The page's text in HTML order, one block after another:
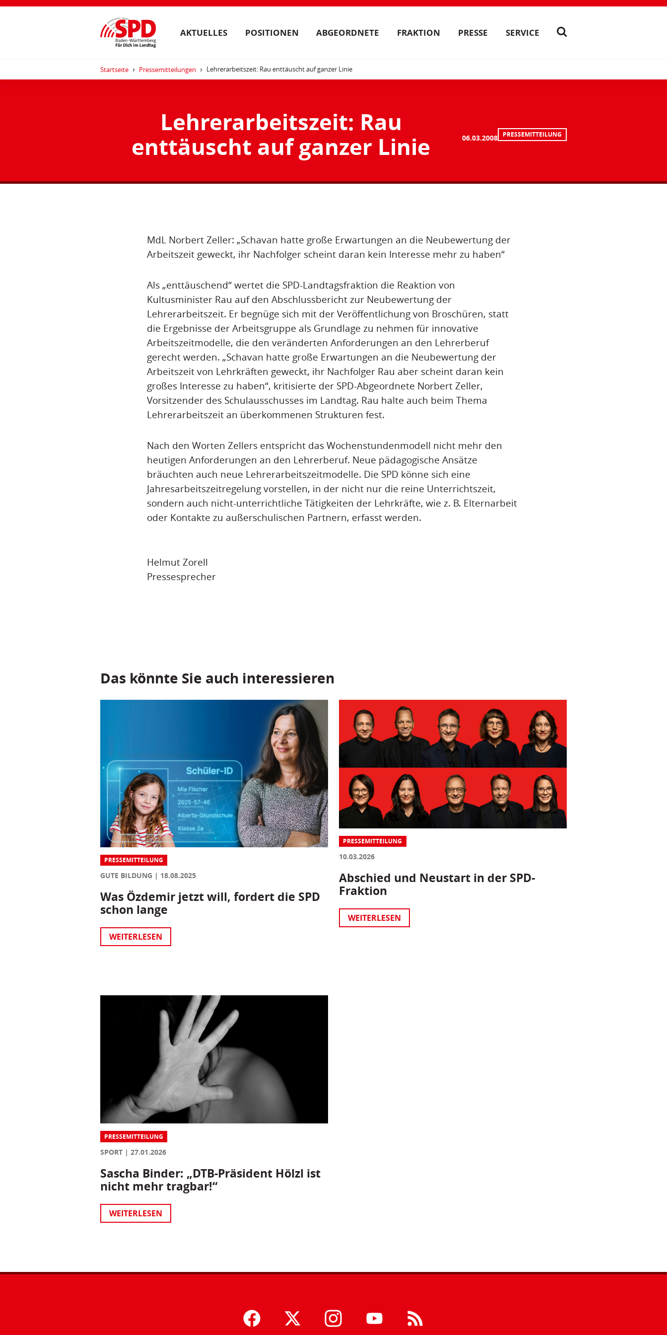
AKTUELLES POSITIONEN ABGEORDNETE FRAKTION PRESSE SERVICE
Startseite Pressemitteilungen Lehrerarbeitszeit: Rau enttäuscht auf ganzer Linie
Lehrerarbeitszeit: Rau
enttäuscht auf ganzer Linie
06.03.2008 PRESSEMITTEILUNG
MdL Norbert Zeller: „Schavan hatte große Erwartungen an die Neubewertung der
Arbeitszeit geweckt, ihr Nachfolger scheint daran kein Interesse mehr zu haben“
Als „enttäuschend“ wertet die SPD-Landtagsfraktion die Reaktion von
Kultusminister Rau auf den Abschlussbericht zur Neubewertung der
Lehrerarbeitszeit. Er begnüge sich mit der Veröffentlichung von Broschüren, statt
die Ergebnisse der Arbeitsgruppe als Grundlage zu nehmen für innovative
Arbeitszeitmodelle, die den veränderten Anforderungen an den Lehrerberuf
gerecht werden. „Schavan hatte große Erwartungen an die Neubewertung der
Arbeitszeit von Lehrkräften geweckt, ihr Nachfolger Rau aber scheint daran kein
großes Interesse zu haben“, kritisierte der SPD-Abgeordnete Norbert Zeller,
Vorsitzender des Schulausschusses im Landtag. Rau halte auch beim Thema
Lehrerarbeitszeit an überkommenen Strukturen fest.
Nach den Worten Zellers entspricht das Wochenstundenmodell nicht mehr den
heutigen Anforderungen an den Lehrerberuf. Neue pädagogische Ansätze
bräuchten auch neue Lehrerarbeitszeitmodelle. Die SPD könne sich eine
Jahresarbeitszeitregelung vorstellen, in der nicht nur die reine Unterrichtszeit,
sondern auch nicht-unterrichtliche Tätigkeiten der Lehrkräfte, wie z. B. Elternarbeit
oder Kontakte zu außerschulischen Partnern, erfasst werden.
Helmut Zorell
Pressesprecher
Das könnte Sie auch interessieren
PRESSEMITTEILUNG
GUTE BILDUNG 18.08.2025
Was Özdemir jetzt will, fordert die SPD
schon lange
WEITERLESEN
PRESSEMITTEILUNG
10.03.2026
Abschied und Neustart in der SPD-
Fraktion
WEITERLESEN
PRESSEMITTEILUNG
SPORT 27.01.2026
Sascha Binder: „DTB-Präsident Hölzl ist
nicht mehr tragbar!“
WEITERLESEN